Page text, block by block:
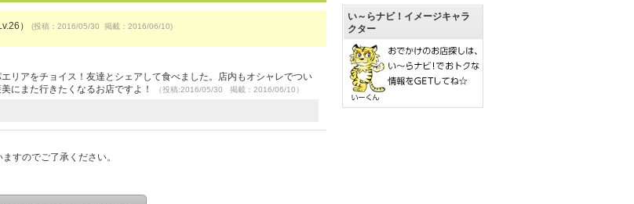
） (投稿：2016/05/30 掲載：2016/06/10)
リアをチョイス！友達とシェアして食べました。店内もオシャレでつい
にまた行きたくなるお店ですよ！
（投稿:2016/05/30 掲載：2016/06/10）
すのでご了承ください。
い～らナビ！イメージキャラ
クター